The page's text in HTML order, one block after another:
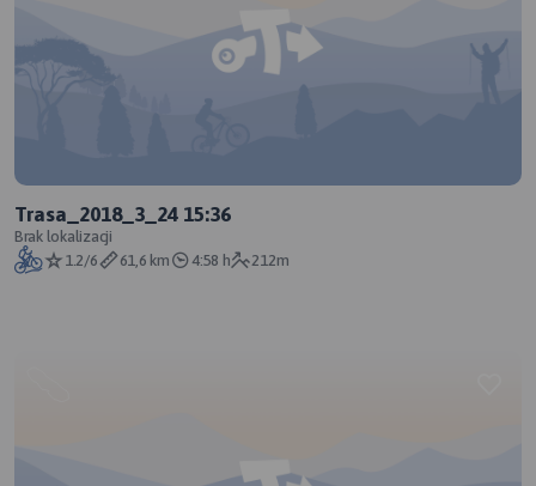
Trasa_2018_3_24 15:36
Brak lokalizacji
1.2/6
61,6 km 4:58 h 212m